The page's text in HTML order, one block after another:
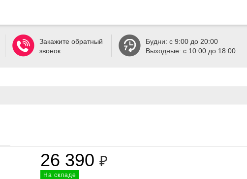
Закажите обратный
звонок
Будни: с 9:00 до 20:00
Выходные: с 10:00 до 18:00
26 390 ₽
На складе